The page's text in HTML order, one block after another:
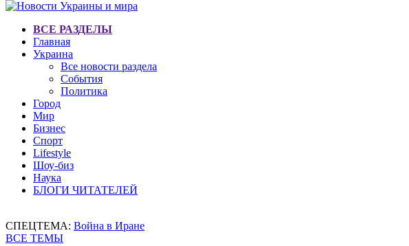
ВСЕ РАЗДЕЛЫ
Главная
Украина
Все новости раздела
События
Политика
Город
Мир
Бизнес
Спорт
Lifestyle
Шоу-биз
Наука
БЛОГИ ЧИТАТЕЛЕЙ
СПЕЦТЕМА: Война в Иране
ВСЕ ТЕМЫ